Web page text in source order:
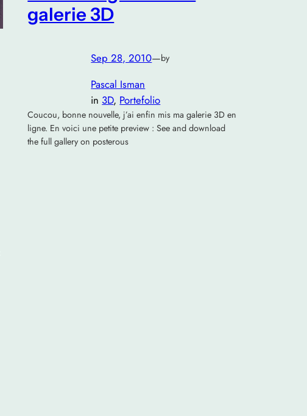
galerie 3D
Sep 28, 2010—by
Pascal Isman
in 3D, Portefolio
Coucou, bonne nouvelle, j’ai enfin mis ma galerie 3D en
ligne. En voici une petite preview : See and download
the full gallery on posterous